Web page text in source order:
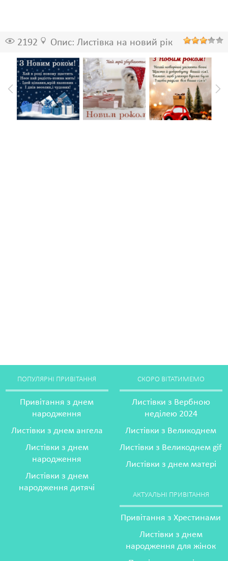
2192 Опис: Листівка на новий рік
ПОПУЛЯРНІ ПРИВІТАННЯ
Привітання з днем
народження
Листівки з днем ангела
Листівки з днем
народження
Листівки з днем
народження дитячі
СКОРО ВІТАТИМЕМО
Листівки з Вербною
неділею 2024
Листівки з Великоднем
Листівки з Великоднем gif
Листівки з днем матері
АКТУАЛЬНІ ПРИВІТАННЯ
Привітання з Хрестинами
Листівки з днем
народження для жінок